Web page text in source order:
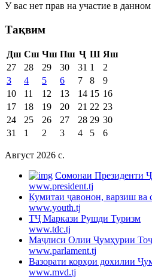
У вас нет прав на участие в
Тақвим
Дш Сш Чш Пш Ҷ Ш Яш
27
28 29 30 31 1
2
3
4 5 6 7 8
9
10
11 12 13 14 15 16
17
18 19 20 21 22 23
24
25 26 27 28 29 30
31
1 2 3 4 5 6
Август 2026 c.
Cомонаи Президенти
www.president.tj
Кумитаи ҷавонон, варзиш ва
www.youth.tj
ТҶ Маркази Рушди Туризм
www.tdc.tj
Маҷлиси Олии Ҷумҳурии
www.parlament.tj
Вазорати корҳои дохилии
www.mvd.tj